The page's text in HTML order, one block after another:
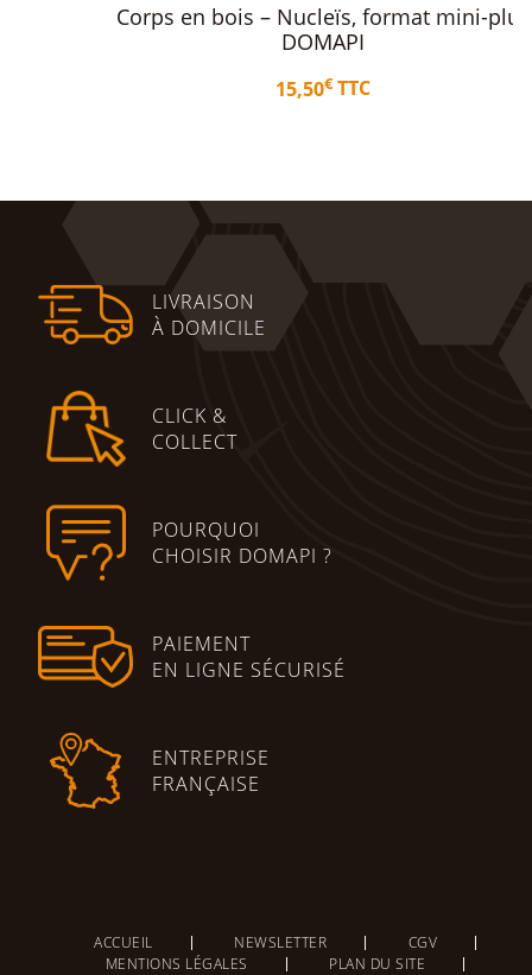
Corps en bois – Nucleïs, format mini-plus
DOMAPI
TTC
LIVRAISON
À DOMICILE
CLICK &
COLLECT
POURQUOI
CHOISIR DOMAPI ?
PAIEMENT
EN LIGNE SÉCURISÉ
ENTREPRISE
FRANÇAISE
ACCUEIL NEWSLETTER
CGV
MENTIONS LÉGALES
PLAN DU SITE